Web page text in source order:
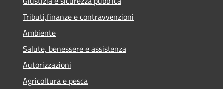
Tributi,finanze e contravvenzioni
Ambiente
Salute, benessere e assistenza
Autorizzazioni
Agricoltura e pesca